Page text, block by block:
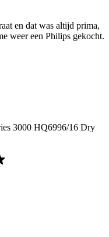
en dat was altijd prima,
weer een Philips gekocht.
3000 HQ6996/16 Dry